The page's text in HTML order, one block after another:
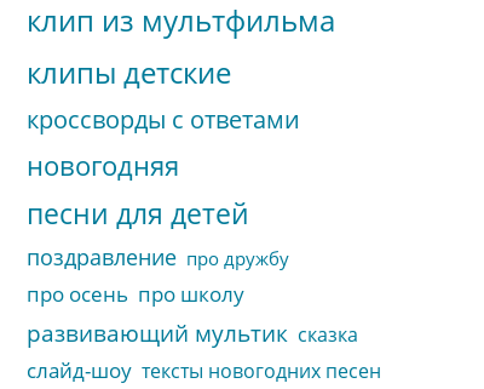
клип из мультфильма
клипы детские
кроссворды с ответами
новогодняя
песни для детей
поздравление про дружбу
про осень про школу
развивающий мультик сказка
слайд-шоу тексты новогодних песен